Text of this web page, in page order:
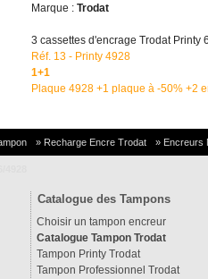
Marque : Trodat
3 cassettes d'encrage Trodat Printy
Réf. 13 - Printy 4928
1+1
Plaque 4928 +1 plaque à -50% +2
» Recharge Encre Trodat » Encreurs
Catalogue des Tampons
Choisir un tampon encreur
Catalogue Tampon Trodat
Tampon Printy Trodat
Tampon Professionnel Trodat